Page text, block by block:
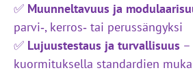
✅ Muunneltavuus ja
parvi‑, kerros‑ tai perussängyksi
✅ Lujuustestaus ja turvallisuus
kuormituksella standardien